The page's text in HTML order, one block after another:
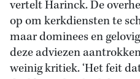
vertelt Harinck. De
op om kerkdiensten te
maar dominees en
deze adviezen
weinig kritiek. ‘Het feit